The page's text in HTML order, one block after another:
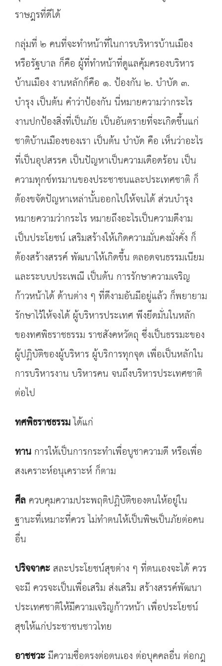
ราษฎรที่ดีได้
กลุ่มที่ ๒ คนที่จะทำหน้าที่ในการบริหารบ้านเมือง
หรือรัฐบาล ก็คือ ผู้ที่ทำหน้าที่ดูแลคุ้มครองบริหาร
บ้านเมือง งานหลักก็คือ ๑. ป้องกัน ๒. บำบัด ๓.
บำรุง เป็นต้น คำว่าป้องกัน นี่หมายความว่ากระไร
งานปกป้องสิ่งที่เป็นภัย เป็นอันตรายที่จะเกิดขึ้นแก่
ชาติบ้านเมืองของเรา เป็นต้น บำบัด คือ เห็นว่าอะไร
ที่เป็นอุปสรรค เป็นปัญหาเป็นความเดือดร้อน เป็น
ความทุกข์ทรมานของประชาชนและประเทศชาติ ก็
ต้องขจัดปัญหาเหล่านั้นออกไปให้จนได้ ส่วนบำรุง
หมายความว่ากระไร หมายถึงอะไรเป็นความดีงาม
เป็นประโยชน์ เสริมสร้างให้เกิดความมั่นคงมั่งคั่ง ก็
ต้องสร้างสรรค์ พัฒนาให้เกิดขึ้น ตลอดจนธรรมเนียม
และระบบประเพณี เป็นต้น การรักษาความเจริญ
ก้าวหน้าได้ ด้านต่าง ๆ ที่ดีงามอันมีอยู่แล้ว ก็พยายาม
รักษาไว้ให้จงได้ ผู้บริหารประเทศ พึงยึดมั่นในหลัก
ของทศพิธราชธรรม ราชสังคหวัตถุ ซึ่งเป็นธรรมะของ
ผู้ปฏิบัติของผู้บริหาร ผู้บริการทุกจุด เพื่อเป็นหลักใน
การบริหารงาน บริหารคน จนถึงบริหารประเทศชาติ
ต่อไป
ทศพิธราชธรรมได้แก่
ทานการให้เป็นการกระทำเพื่อบูชาความดี หรือเพื่อ
สงเคราะห์อนุเคราะห์ ก็ตาม
ศีลควบคุมความประพฤติปฏิบัติของตนให้อยู่ใน
ฐานะที่เหมาะที่ควร ไม่ทำตนให้เป็นพิษเป็นภัยต่อคน
อื่น
ปริจจาคะสละประโยชน์สุขต่าง ๆ ที่ตนเองจะได้ ควร
จะมี ควรจะเป็นเพื่อเสริม ส่งเสริม สร้างสรรค์พัฒนา
ประเทศชาติให้มีความเจริญก้าวหน้า เพื่อประโยชน์
สุขให้แก่ประชาชนชาวไทย
อาชชวะมีความซื่อตรงต่อตนเอง ต่อบุคคลอื่น ต่อกฎ